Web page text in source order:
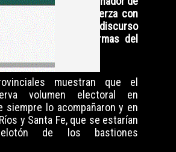
integra una fuerza con
y sostiene un discurso
y a las formas del
muestran que el
volumen electoral en
lo acompañaron y en
y Santa Fe, que se estarían
de los bastiones